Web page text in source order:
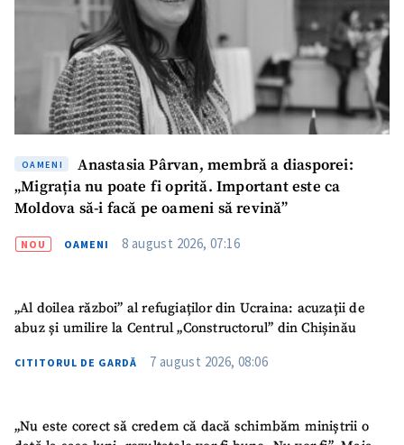
SUSȚINE
OAMENI
Anastasia Pârvan, membră a diasporei:
„Migrația nu poate fi oprită. Important este ca
Moldova să-i facă pe oameni să revină”
NOU OAMENI 8 august 2026, 07:16
„Al doilea război” al refugiaților din Ucraina: acuzații de
abuz și umilire la Centrul „Constructorul” din Chișinău
CITITORUL DE GARDĂ 7 august 2026, 08:06
„Nu este corect să credem că dacă schimbăm miniștrii o